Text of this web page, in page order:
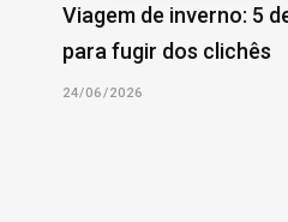
Viagem de inverno: 5
para fugir dos clichês
24/06/2026